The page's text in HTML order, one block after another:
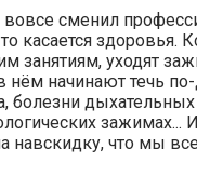
вовсе сменил
касается здоровья.
занятиям, уходят
нём начинают течь
болезни
зажимах...
навскидку, что мы